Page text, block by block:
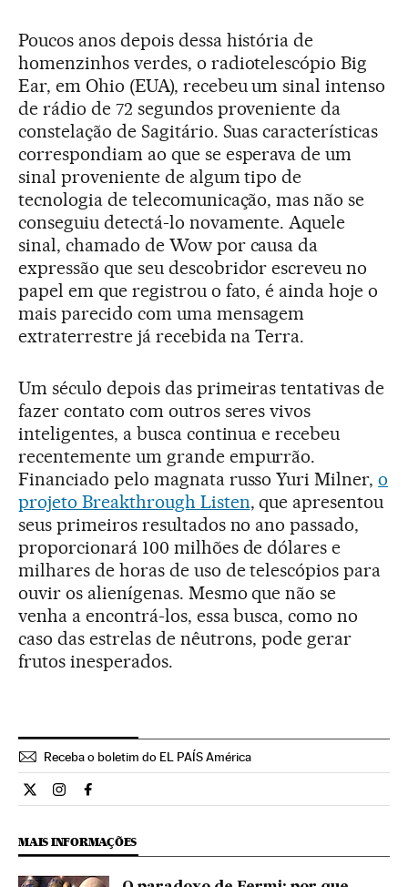
Poucos anos depois dessa história de
homenzinhos verdes, o radiotelescópio Big
Ear, em Ohio (EUA), recebeu um sinal intenso
de rádio de 72 segundos proveniente da
constelação de Sagitário. Suas características
correspondiam ao que se esperava de um
sinal proveniente de algum tipo de
tecnologia de telecomunicação, mas não se
conseguiu detectá-lo novamente. Aquele
sinal, chamado de Wow por causa da
expressão que seu descobridor escreveu no
papel em que registrou o fato, é ainda hoje o
mais parecido com uma mensagem
extraterrestre já recebida na Terra.
Um século depois das primeiras tentativas de
fazer contato com outros seres vivos
inteligentes, a busca continua e recebeu
recentemente um grande empurrão.
Financiado pelo magnata russo Yuri Milner,o
projeto Breakthrough Listen, que apresentou
seus primeiros resultados no ano passado,
proporcionará 100 milhões de dólares e
milhares de horas de uso de telescópios para
ouvir os alienígenas. Mesmo que não se
venha a encontrá-los, essa busca, como no
caso das estrelas de nêutrons, pode gerar
frutos inesperados.
Receba o boletim do EL PAÍS América
Ciencia El País Brasil en Twitter
Ciencia El País Brasil en Instagram
Ciencia El País Brasil en Facebook
MAIS INFORMAÇÕES